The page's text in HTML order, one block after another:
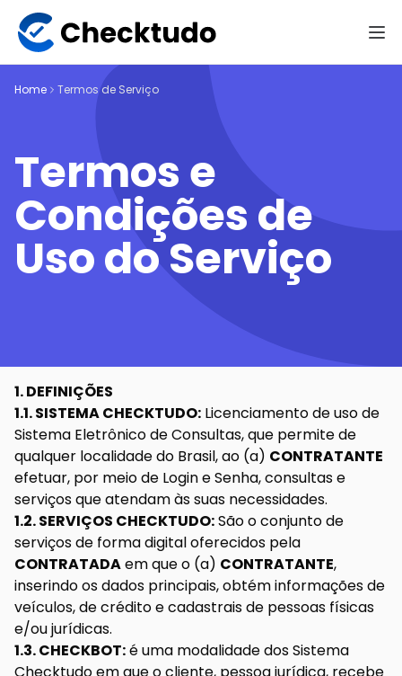
Home Termos de Serviço
Termos e
Condições de
Uso do Serviço
1. DEFINIÇÕES
1.1. SISTEMA CHECKTUDO: Licenciamento de uso de
Sistema Eletrônico de Consultas, que permite de
qualquer localidade do Brasil, ao (a) CONTRATANTE
efetuar, por meio de Login e Senha, consultas e
serviços que atendam às suas necessidades.
1.2. SERVIÇOS CHECKTUDO:São o conjunto de
serviços de forma digital oferecidos pela
CONTRATADAem que o (a) CONTRATANTE,
inserindo os dados principais, obtém informações de
veículos, de crédito e cadastrais de pessoas físicas
e/ou jurídicas.
1.3. CHECKBOT:é uma modalidade dos Sistema